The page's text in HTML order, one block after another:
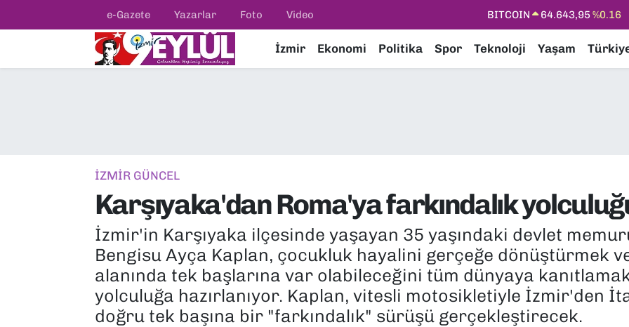
e-Gazete Yazarlar Foto Video DOLAR 47,6006%0.06
STERLİN
64,2398%0.2
İzmir Ekonomi Politika Spor Teknoloji Yaşam
İZMİR GÜNCEL
Karşıyaka'dan Roma'ya farkındalık
İzmir'in Karşıyaka ilçesinde yaşayan 35 yaşındaki devlet
Bengisu Ayça Kaplan, çocukluk hayalini gerçeğe dönüştürmek
alanında tek başlarına var olabileceğini tüm dünyaya kanıtlamak
yolculuğa hazırlanıyor. Kaplan, vitesli motosikletiyle İzmir'den
doğru tek başına bir "farkındalık" sürüşü gerçekleştirecek.
Resmi İlanlar
EKONOMİ
KÜLTÜR SANAT
POLİTİKA
Konak Nöbetçi Eczaneler
Tüm Manşetler
Son Dakika Haberleri
Haber Arşivi